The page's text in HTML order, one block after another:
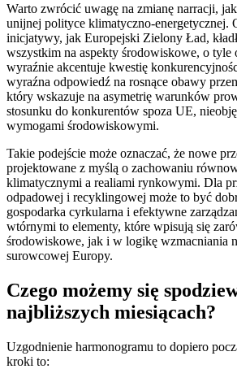
Warto zwrócić uwagę na zmianę narracji,
unijnej polityce klimatyczno-energetycznej.
inicjatywy, jak Europejski Zielony Ład,
wszystkim na aspekty środowiskowe, o tyle
wyraźnie akcentuje kwestię
wyraźna odpowiedź na rosnące obawy
który wskazuje na asymetrię warunków
stosunku do konkurentów spoza UE,
wymogami środowiskowymi.
Takie podejście może oznaczać, że nowe
projektowane z myślą o zachowaniu
klimatycznymi a realiami rynkowymi. Dla
odpadowej i recyklingowej może to być
gospodarka cyrkularna i efektywne
wtórnymi to elementy, które wpisują się
środowiskowe, jak i w logikę wzmacniania
surowcowej Europy.
Czego możemy się
najbliższych miesiącach?
Uzgodnienie harmonogramu to dopiero
kroki to: